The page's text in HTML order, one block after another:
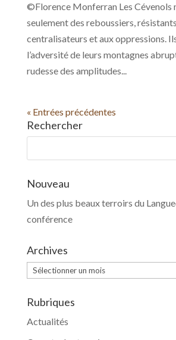
©Florence Monferran Les Cévenols
seulement des reboussiers,
centralisateurs et aux oppressions.
l’adversité de leurs montagnes
rudesse des amplitudes...
« Entrées précédentes
Rechercher
Nouveau
Un des plus beaux terroirs du
conférence
Archives
Archives
Rubriques
Actualités